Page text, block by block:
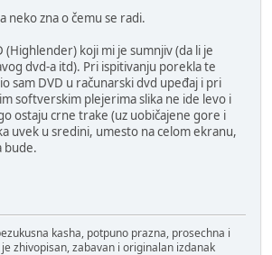
neko zna o čemu se radi.
(Highlender) koji mi je sumnjiv (da li je
dvd-a itd). Pri ispitivanju porekla te
sam DVD u računarski dvd upeđaj i pri
softverskim plejerima slika ne ide levo i
ostaju crne trake (uz uobičajene gore i
uvek u sredini, umesto na celom ekranu,
bude.
kasha, potpuno prazna, prosechna i
zhivopisan, zabavan i originalan izdanak